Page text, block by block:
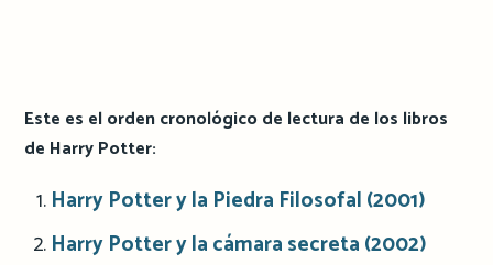
Este es el orden cronológico de lectura de los libros
de Harry Potter:
Harry Potter y la Piedra Filosofal (2001)
Harry Potter y la cámara secreta (2002)